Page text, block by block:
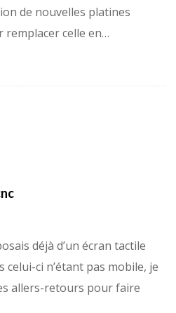
de nouvelles platines
remplacer celle en…
déjà d’un écran tactile
ci n’étant pas mobile, je
allers-retours pour faire